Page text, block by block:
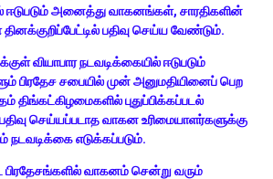
ஈடுபடும் அனைத்து வாகனங்கள், சாரதிகளின்
பதிவு செய்ய வேண்டும்.
வியாபார நடவடிக்கையில் ஈடுபடும்
சபையில் முன் அனுமதியினைப் பெற
திங்கட்கிழமைகளில் புதுப்பிக்கப்படல்
செய்யப்படாத வாகன உரிமையாளர்களுக்கு
நடவடிக்கை எடுக்கப்படும்.
பிரதேசங்களில் வாகனம் சென்று வரும்